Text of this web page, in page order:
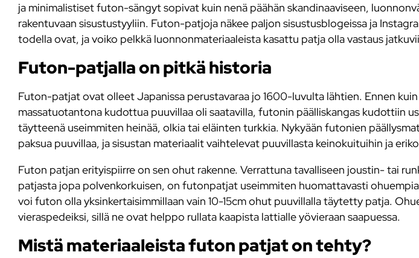
ja minimalistiset futon-sängyt sopivat kuin nenä päähän skandinaaviseen,
rakentuvaan sisustustyyliin. Futon-patjoja näkee paljon sisustusblogeissa ja
todella ovat, ja voiko pelkkä luonnonmateriaaleista kasattu patja olla vastaus
Futon-patjalla on pitkä historia
Futon-patjat ovat olleet Japanissa perustavaraa jo 1600-luvulta lähtien. Ennen
massatuotantona kudottua puuvillaa oli saatavilla, futonin päälliskangas kudottiin
täytteenä useimmiten heinää, olkia tai eläinten turkkia. Nykyään futonien
paksua puuvillaa, ja sisustan materiaalit vaihtelevat puuvillasta keinokuituihin ja
Futon patjan erityispiirre on sen ohut rakenne. Verrattuna tavalliseen joustin- tai
patjasta jopa polvenkorkuisen, on futonpatjat useimmiten huomattavasti
voi futon olla yksinkertaisimmillaan vain 10-15cm ohut puuvillalla täytetty patja.
vieraspedeiksi, sillä ne ovat helppo rullata kaapista lattialle yövieraan saapuessa.
Mistä materiaaleista futon patjat on tehty?